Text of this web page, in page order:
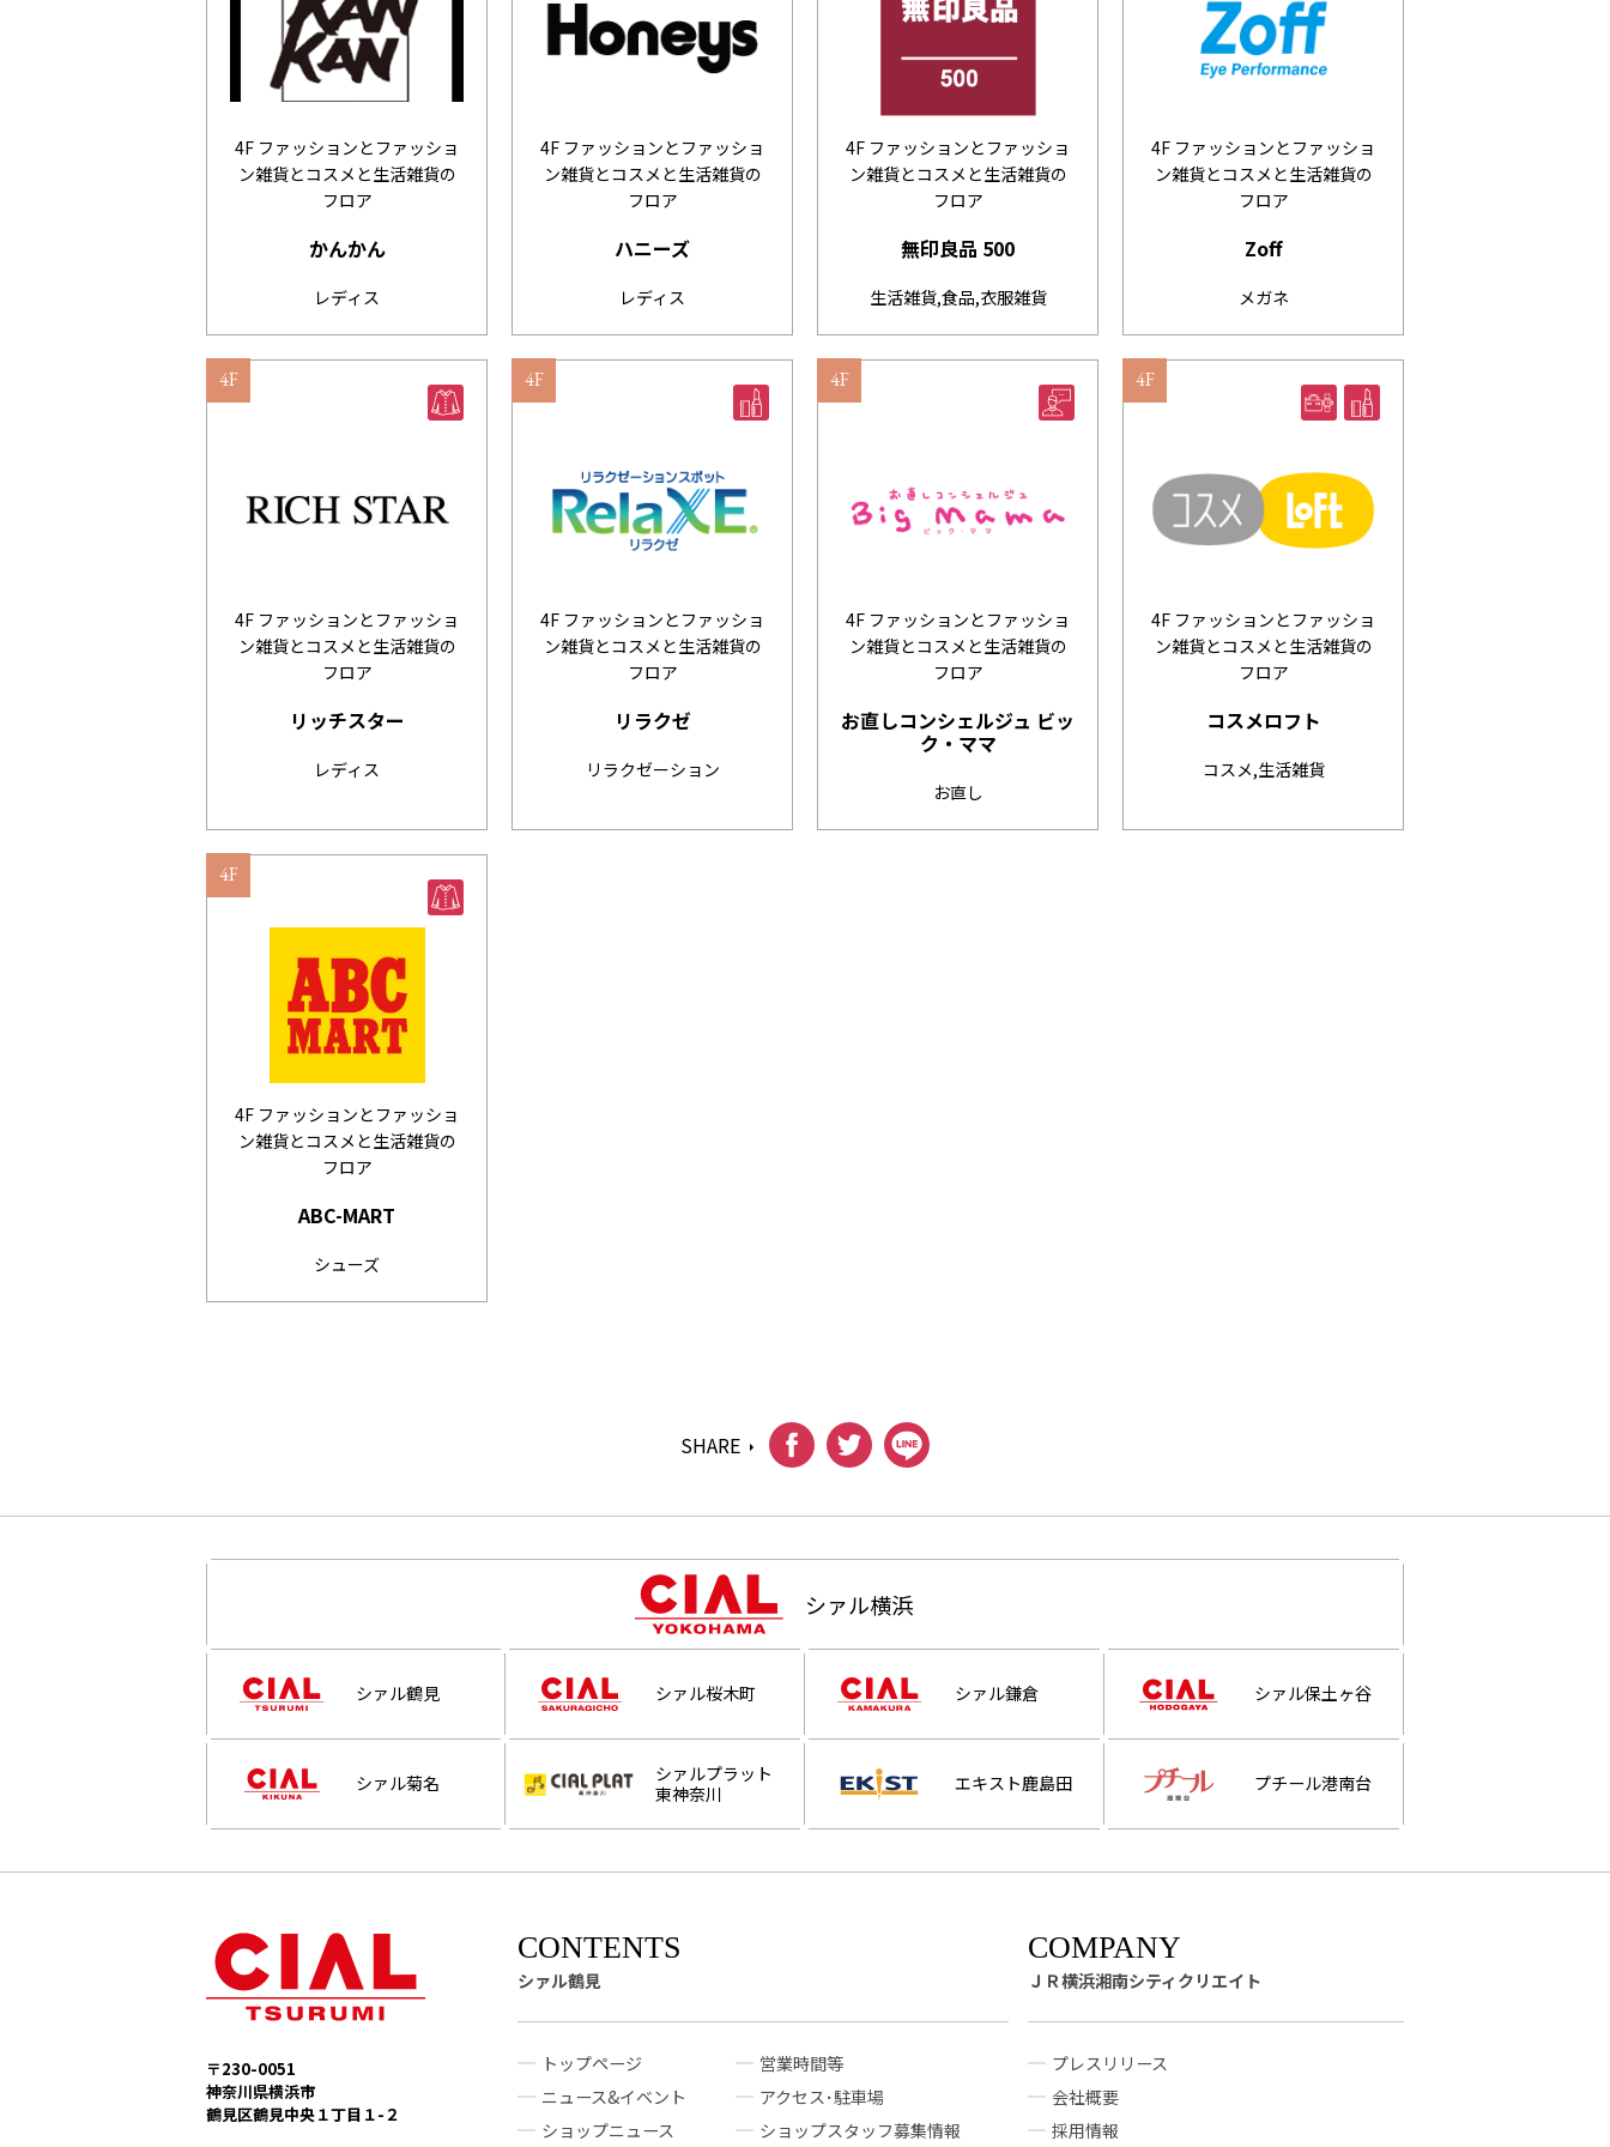
4F ファッションとファッショ
ン雑貨とコスメと生活雑貨の
フロア
かんかん
レディス
4F ファッションとファッショ
ン雑貨とコスメと生活雑貨の
フロア
ハニーズ
レディス
4F ファッションとファッショ
ン雑貨とコスメと生活雑貨の
フロア
無印良品 500
生活雑貨,食品,衣服雑貨
4F ファッションとファッショ
ン雑貨とコスメと生活雑貨の
フロア
Zoff
メガネ
4F
4F ファッションとファッショ
ン雑貨とコスメと生活雑貨の
フロア
リッチスター
レディス
4F
4F ファッションとファッショ
ン雑貨とコスメと生活雑貨の
フロア
リラクゼ
リラクゼーション
4F
4F ファッションとファッショ
ン雑貨とコスメと生活雑貨の
フロア
お直しコンシェルジュ ビッ
ク・ママ
お直し
4F
4F ファッションとファッショ
ン雑貨とコスメと生活雑貨の
フロア
コスメロフト
コスメ,生活雑貨
4F
4F ファッションとファッショ
ン雑貨とコスメと生活雑貨の
フロア
ABC-MART
シューズ
SHARE
シァル横浜
シァル鶴見 シァル桜木町 シァル鎌倉 シァル保土ヶ谷
シァル菊名
シァルプラット
東神奈川
エキスト鹿島田 プチール港南台
〒230-0051
神奈川県横浜市
鶴見区鶴見中央１丁目１-２
シァル鶴見
トップページ
ニュース&イベント
ショップニュース
営業時間等
アクセス･駐車場
ショップスタッフ募集情報
ＪＲ横浜湘南シティクリエイト
プレスリリース
会社概要
採用情報